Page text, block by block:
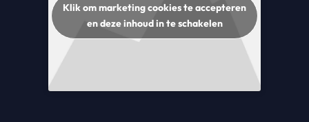
Klik om marketing cookies te accepteren
en deze inhoud in te schakelen